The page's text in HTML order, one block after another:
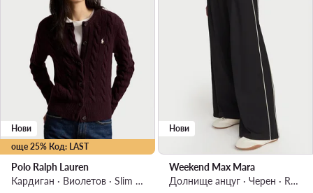
още 25% Код: LAST
Нови
Polo Ralph Lauren
Кардиган · Виолетов · Slim Fit
Нови
Weekend Max Mara
Долнище анцуг · Черен · Relaxed Fit